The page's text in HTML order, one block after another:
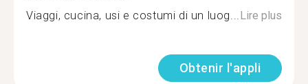
Viaggi, cucina, usi e costumi di un luog...Lire plus
Obtenir l'appli